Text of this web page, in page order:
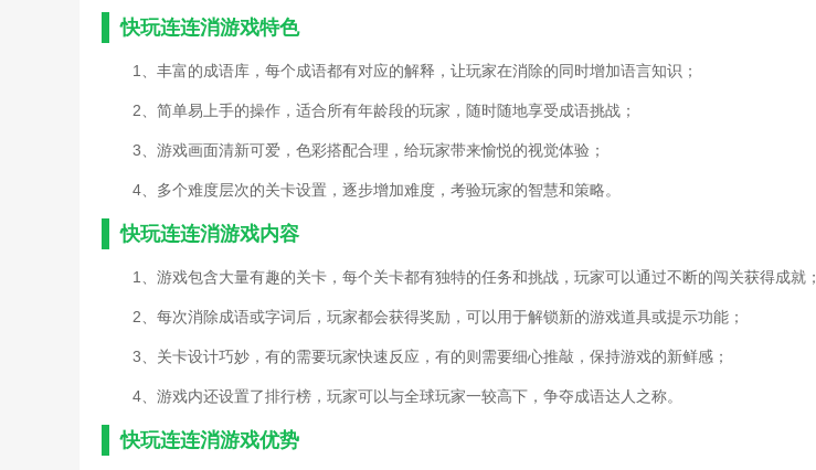
快玩连连消游戏特色
1、丰富的成语库，每个成语都有对应的解释，让玩家在消除的同时增加语言知识；
2、简单易上手的操作，适合所有年龄段的玩家，随时随地享受成语挑战；
3、游戏画面清新可爱，色彩搭配合理，给玩家带来愉悦的视觉体验；
4、多个难度层次的关卡设置，逐步增加难度，考验玩家的智慧和策略。
快玩连连消游戏内容
1、游戏包含大量有趣的关卡，每个关卡都有独特的任务和挑战，玩家可以通过不断的闯关获得成就；
2、每次消除成语或字词后，玩家都会获得奖励，可以用于解锁新的游戏道具或提示功能；
3、关卡设计巧妙，有的需要玩家快速反应，有的则需要细心推敲，保持游戏的新鲜感；
4、游戏内还设置了排行榜，玩家可以与全球玩家一较高下，争夺成语达人之称。
快玩连连消游戏优势